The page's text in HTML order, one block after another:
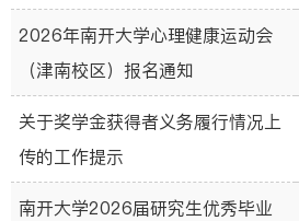
2026年南开大学心理健康运动会
（津南校区）报名通知
关于奖学金获得者义务履行情况上
传的工作提示
南开大学2026届研究生优秀毕业